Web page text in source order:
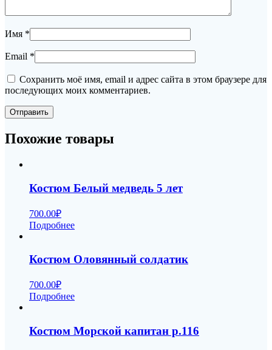
Имя *
Email *
Сохранить моё имя, email и адрес сайта в этом браузере для
последующих моих комментариев.
Похожие товары
Костюм Белый медведь 5 лет
700.00₽
Подробнее
Костюм Оловянный солдатик
700.00₽
Подробнее
Костюм Морской капитан р.116